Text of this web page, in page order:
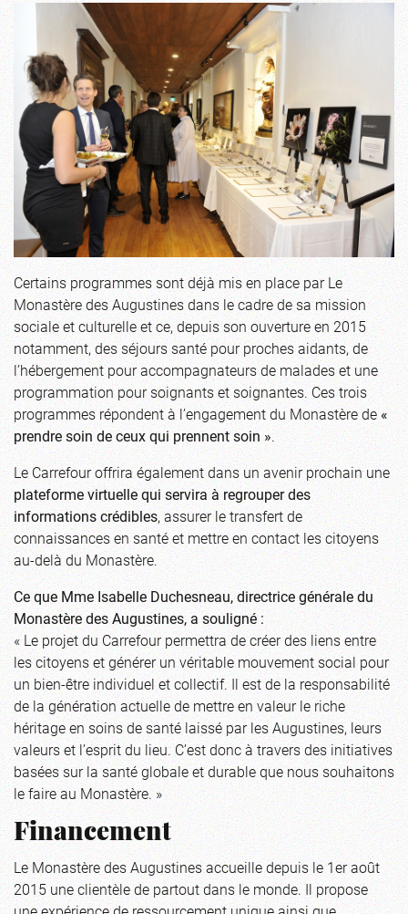
Certains programmes sont déjà mis en place par Le
Monastère des Augustines dans le cadre de sa mission
sociale et culturelle et ce, depuis son ouverture en 2015
notamment, des séjours santé pour proches aidants, de
l’hébergement pour accompagnateurs de malades et une
programmation pour soignants et soignantes. Ces trois
programmes répondent à l’engagement du Monastère de«
prendre soin de ceux qui prennent soin ».
Le Carrefour offrira également dans un avenir prochain une
plateforme virtuelle qui servira à regrouper des
informations crédibles, assurer le transfert de
connaissances en santé et mettre en contact les citoyens
au-delà du Monastère.
Ce que Mme Isabelle Duchesneau, directrice générale du
Monastère des Augustines, a souligné :
« Le projet du Carrefour permettra de créer des liens entre
les citoyens et générer un véritable mouvement social pour
un bien-être individuel et collectif. Il est de la responsabilité
de la génération actuelle de mettre en valeur le riche
héritage en soins de santé laissé par les Augustines, leurs
valeurs et l’esprit du lieu. C’est donc à travers des initiatives
basées sur la santé globale et durable que nous souhaitons
le faire au Monastère. »
Financement
Le Monastère des Augustines accueille depuis le 1er août
2015 une clientèle de partout dans le monde. Il propose